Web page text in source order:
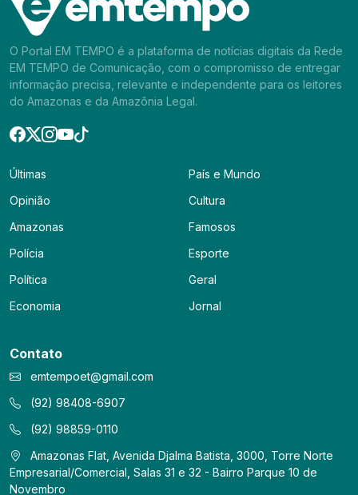
O Portal EM TEMPO é a plataforma de notícias digitais da Rede
EM TEMPO de Comunicação, com o compromisso de entregar
informação precisa, relevante e independente para os leitores
do Amazonas e da Amazônia Legal.
Últimas
Opinião
Amazonas
Polícia
Política
Economia
País e Mundo
Cultura
Famosos
Esporte
Geral
Jornal
Contato
emtempoet@gmail.com
(92) 98408-6907
(92) 98859-0110
Amazonas Flat, Avenida Djalma Batista, 3000, Torre Norte
Empresarial/Comercial, Salas 31 e 32 - Bairro Parque 10 de
Novembro